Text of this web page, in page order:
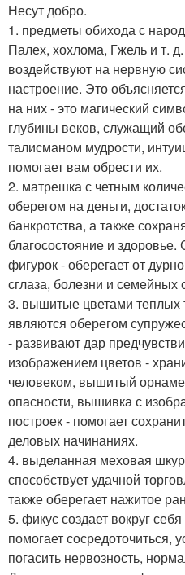
Несут добро.
1. предметы обихода с
Палех, хохлома, Гжель и т.
воздействуют на нервную
настроение. Это
на них - это магический
глубины веков, служащий
талисманом мудрости,
помогает вам обрести их.
2. матрешка с четным
оберегом на деньги,
банкротства, а также
благосостояние и
фигурок - оберегает от
сглаза, болезни и семейных
3. вышитые цветами теплых
являются оберегом
- развивают дар
изображением цветов -
человеком, вышитый
опасности, вышивка с
построек - помогает
деловых начинаниях.
4. выделанная меховая
способствует удачной
также оберегает нажитое
5. фикус создает вокруг
помогает сосредоточиться,
погасить нервозность,